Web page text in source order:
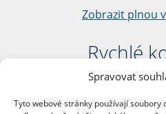
Spravovat
Tyto webové stránky používají soubory
Zobrazit plnou
Rychlé
nám. Jana